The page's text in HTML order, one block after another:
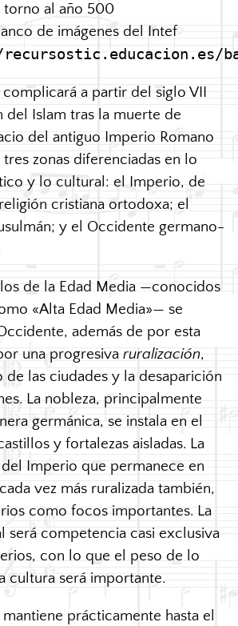
torno al año 500
de imágenes del Intef
complicará a partir del siglo VII
del Islam tras la muerte de
del antiguo Imperio Romano
zonas diferenciadas en lo
y lo cultural: el Imperio, de
cristiana ortodoxa; el
y el Occidente germano-
de la Edad Media —conocidos
«Alta Edad Media»— se
además de por esta
una progresiva ruralización,
de las ciudades y la desaparición
La nobleza, principalmente
germánica, se instala en el
y fortalezas aisladas. La
Imperio que permanece en
vez más ruralizada también,
como focos importantes. La
será competencia casi exclusiva
con lo que el peso de lo
cultura será importante.
prácticamente hasta el